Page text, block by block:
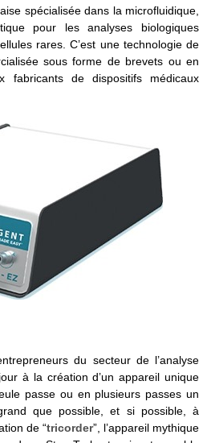
spécialisée dans la microfluidique,
pour les analyses biologiques
rares. C’est une technologie de
sous forme de brevets ou en
fabricants de dispositifs médicaux
du secteur de l’analyse
à la création d’un appareil unique
passe ou en plusieurs passes un
que possible, et si possible, à
de “tricorder”, l’appareil mythique